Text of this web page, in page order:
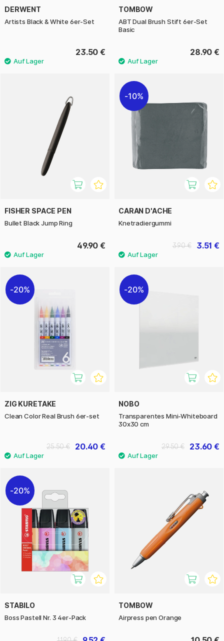
DERWENT
Artists Black & White 6er-Set
23.50 €
TOMBOW
ABT Dual Brush Stift 6er-Set
Basic
28.90 €
FISHER SPACE PEN
Bullet Black Jump Ring
49.90 €
10%
CARAN D'ACHE
Knetradiergummi
3.51 €
3.90 €
20%
ZIG KURETAKE
Clean Color Real Brush 6er-set
20.40 €
25.50 €
20%
NOBO
Transparentes Mini-Whiteboard
30x30 cm
23.60 €
29.50 €
20%
STABILO
Boss Pastell Nr. 3 4er-Pack
TOMBOW
Airpress pen Orange